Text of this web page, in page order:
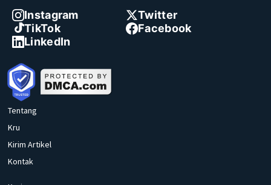
Instagram
Twitter
TikTok
Facebook
LinkedIn
Tentang
Kru
Kirim Artikel
Kontak